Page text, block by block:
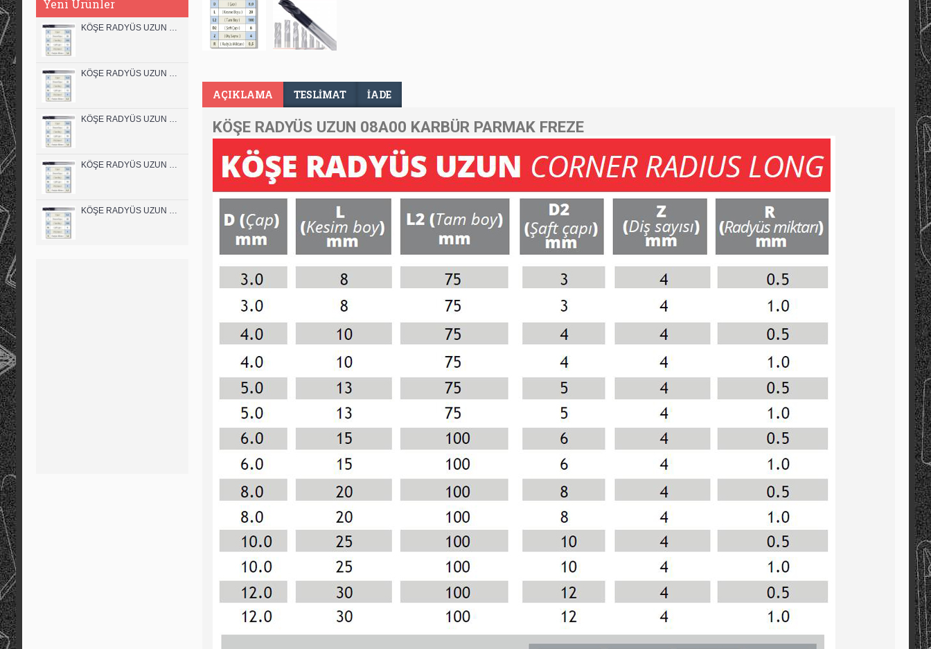
Yeni Ürünler
AÇIKLAMA TESLIMAT İADE
KÖŞE RADYÜS UZUN 08A00 KARBÜR PARMAK FREZE